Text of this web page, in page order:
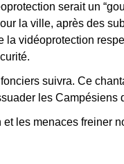
serait un
la ville, après des
la vidéoprotection
suivra. Ce
les Campésiens
les menaces freiner